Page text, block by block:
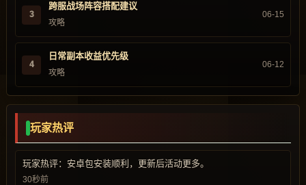
3
跨服战场阵容搭配建议
攻略
06-15
4
日常副本收益优先级
攻略
06-12
玩家热评
玩家热评：安卓包安装顺利，更新后活动更多。
30秒前